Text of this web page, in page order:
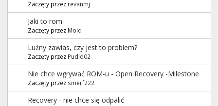
Zaczęty przez revanmj
Jaki to rom
Zaczęty przez Molq
Luźny zawias, czy jest to problem?
Zaczęty przez Pudlo02
Nie chce wgrywać ROM-u - Open Recovery -Milestone
Zaczęty przez smerf222
Recovery - nie chce się odpalić